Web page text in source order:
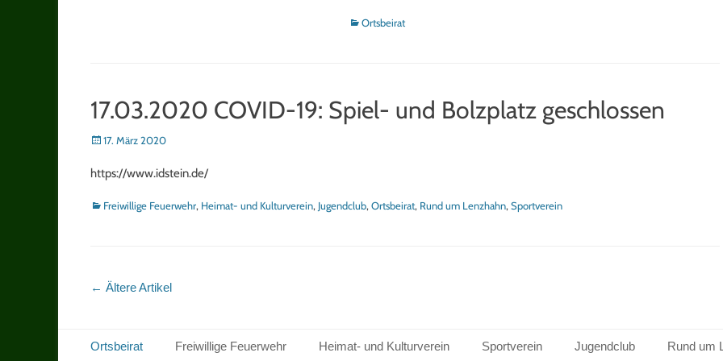
Kategorien
Ortsbeirat
17.03.2020 COVID-19: Spiel- und Bolzplatz geschlossen
Posted
17. März 2020
https://www.idstein.de/
Kategorien
Freiwillige Feuerwehr, Heimat- und Kulturverein, Jugendclub, Ortsbeirat, Rund um Lenzhahn, Sportverein
Artikel-
← Ältere Artikel
Footer Menu
Inhalt
Ortsbeirat Freiwillige Feuerwehr Heimat- und Kulturverein Sportverein Jugendclub Rund um